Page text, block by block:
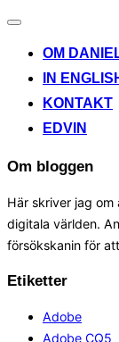
Toggle
OM
IN
KONTAKT
EDVIN
Om bloggen
Här skriver jag om
digitala världen.
försökskanin för
Etiketter
Adobe
Adobe CQ5